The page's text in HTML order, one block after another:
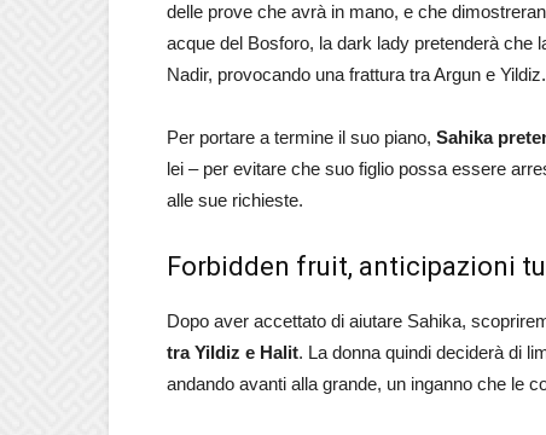
delle prove che avrà in mano, e che
acque del Bosforo, la dark lady pretenderà che
Nadir, provocando una frattura tra Argun e Yildiz.
Per portare a termine il suo piano, Sahika
lei – per evitare che suo figlio possa essere
alle sue richieste.
Forbidden fruit, anticipazioni
Dopo aver accettato di aiutare Sahika,
tra Yildiz e Halit. La donna quindi deciderà di
andando avanti alla grande, un inganno che le